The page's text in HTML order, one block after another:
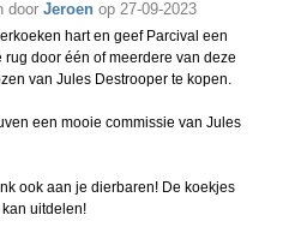
door Jeroen op 27-09-2023
hart en geef Parcival een
rug door één of meerdere van deze
van Jules Destrooper te kopen.
een mooie commissie van Jules
ook aan je dierbaren! De koekjes
uitdelen!